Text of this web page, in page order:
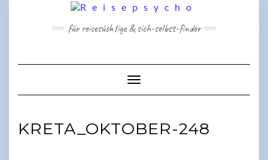
für reisesüchtige & sich-selbst-finder
Toggle Navigation
KRETA_OKTOBER-248